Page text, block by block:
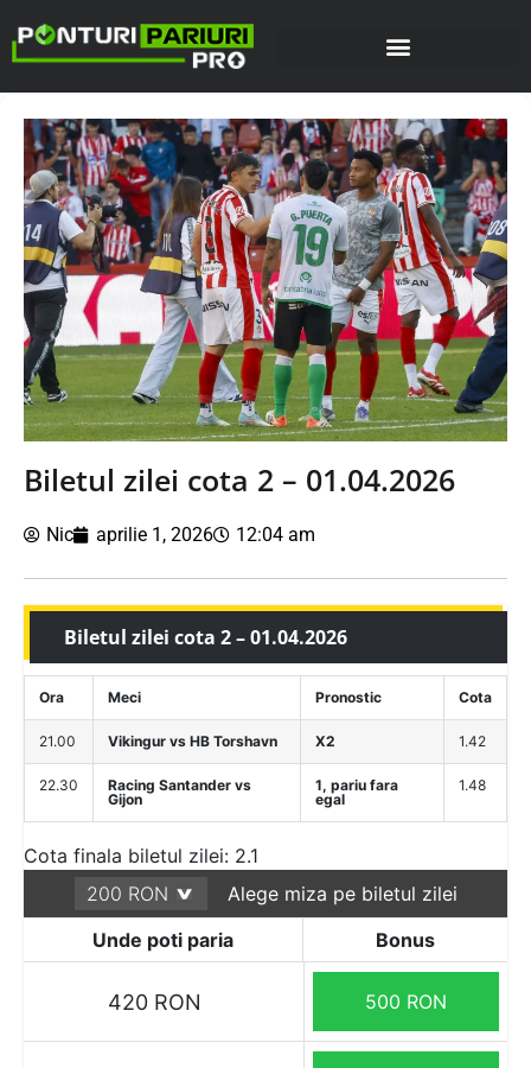
Biletul zilei cota 2 – 01.04.2026
Nic aprilie 1, 2026 12:04 am
Biletul zilei cota 2 – 01.04.2026
Ora Meci Pronostic Cota
21.00 Vikingur vs HB Torshavn X2 1.42
22.30
Racing Santander vs
Gijon
1, pariu fara
egal
1.48
Cota finala biletul zilei: 2.1
Alege miza pe biletul zilei
Unde poti paria
Bonus
420 RON 500 RON